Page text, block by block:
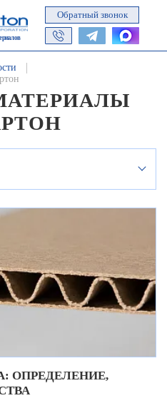
Обратный звонок
ОПРЕДЕЛЕНИЕ,